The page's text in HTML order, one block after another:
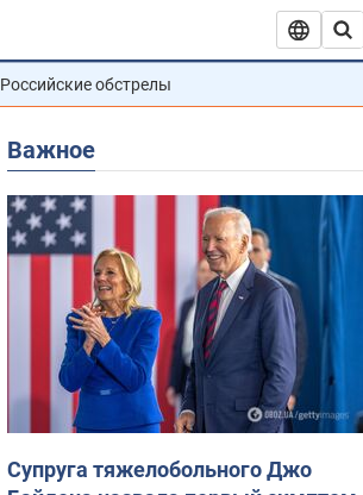
Российские обстрелы
Важное
Супруга тяжелобольного Джо